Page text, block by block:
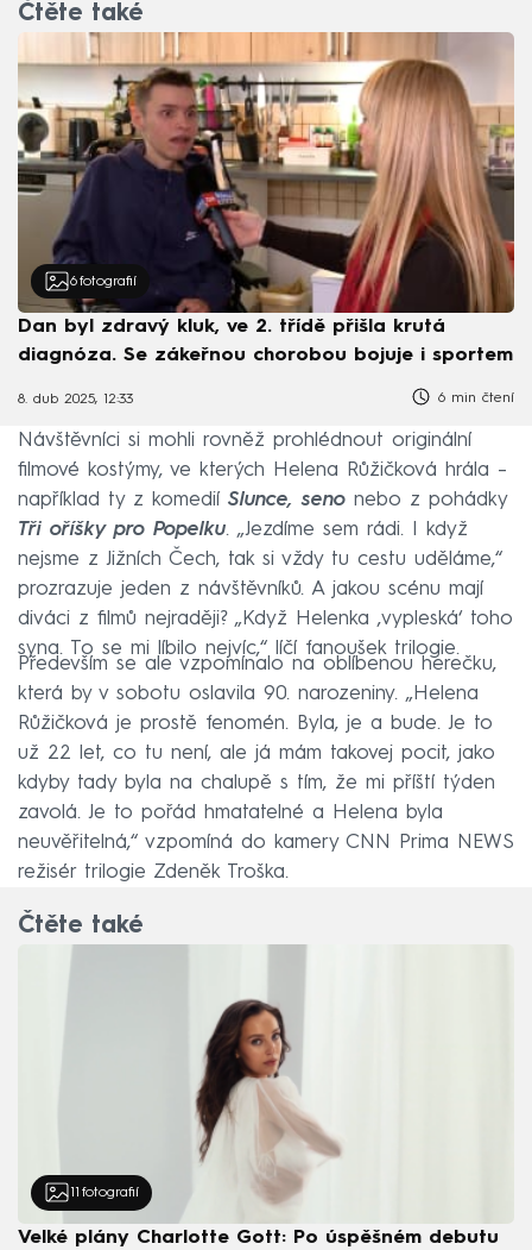
Čtěte také
6 fotografií
Dan byl zdravý kluk, ve 2. třídě přišla krutá
diagnóza. Se zákeřnou chorobou bojuje i sportem
8. dub 2025, 12:33 6 min čtení
Návštěvníci si mohli rovněž prohlédnout originální
filmové kostýmy, ve kterých Helena Růžičková hrála –
například ty z komedií Slunce, seno nebo z pohádky
Tři oříšky pro Popelku. „Jezdíme sem rádi. I když
nejsme z Jižních Čech, tak si vždy tu cestu uděláme,“
prozrazuje jeden z návštěvníků. A jakou scénu mají
diváci z filmů nejraději? „Když Helenka ‚vypleská‘ toho
syna. To se mi líbilo nejvíc,“ líčí fanoušek trilogie.
Především se ale vzpomínalo na oblíbenou herečku,
která by v sobotu oslavila 90. narozeniny. „Helena
Růžičková je prostě fenomén. Byla, je a bude. Je to
už 22 let, co tu není, ale já mám takovej pocit, jako
kdyby tady byla na chalupě s tím, že mi příští týden
zavolá. Je to pořád hmatatelné a Helena byla
neuvěřitelná,“ vzpomíná do kamery CNN Prima NEWS
režisér trilogie Zdeněk Troška.
Čtěte také
11 fotografií
Velké plány Charlotte Gott: Po úspěšném debutu